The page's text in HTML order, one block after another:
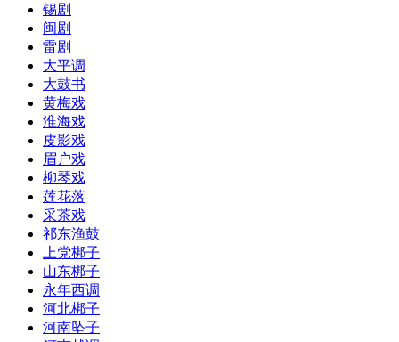
锡剧
闽剧
雷剧
大平调
大鼓书
黄梅戏
淮海戏
皮影戏
眉户戏
柳琴戏
莲花落
采茶戏
祁东渔鼓
上党梆子
山东梆子
永年西调
河北梆子
河南坠子